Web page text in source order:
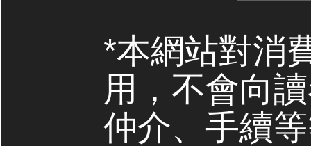
*本網站對消
用，不會向
仲介、手續